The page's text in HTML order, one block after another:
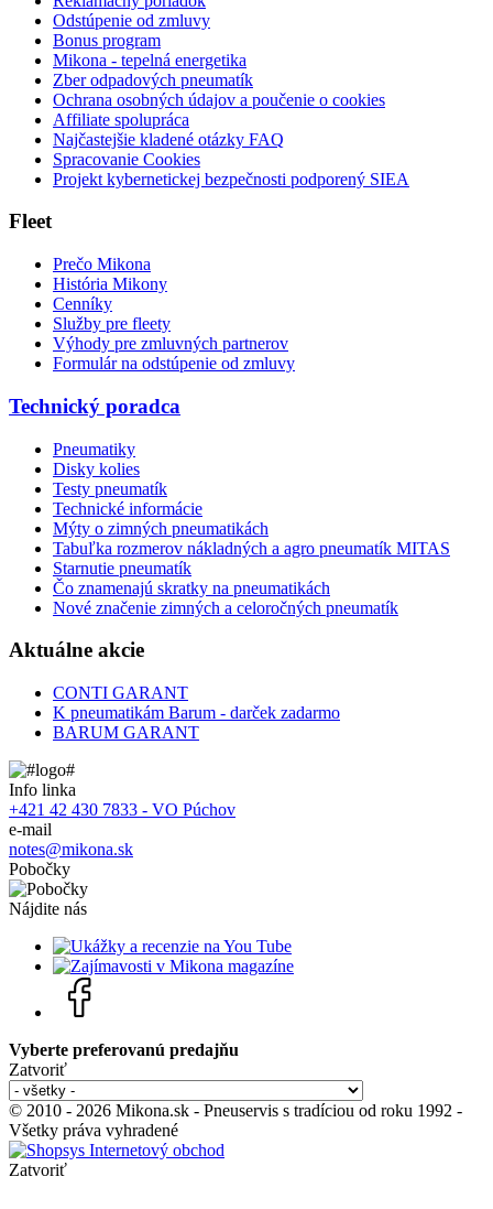
Odstúpenie od zmluvy
Bonus program
Mikona - tepelná energetika
Zber odpadových pneumatík
Ochrana osobných údajov a poučenie o cookies
Affiliate spolupráca
Najčastejšie kladené otázky FAQ
Spracovanie Cookies
Projekt kybernetickej bezpečnosti podporený SIEA
Fleet
Prečo Mikona
História Mikony
Cenníky
Služby pre fleety
Výhody pre zmluvných partnerov
Formulár na odstúpenie od zmluvy
Technický poradca
Pneumatiky
Disky kolies
Testy pneumatík
Technické informácie
Mýty o zimných pneumatikách
Tabuľka rozmerov nákladných a agro pneumatík MITAS
Starnutie pneumatík
Čo znamenajú skratky na pneumatikách
Nové značenie zimných a celoročných pneumatík
Aktuálne akcie
CONTI GARANT
K pneumatikám Barum - darček zadarmo
BARUM GARANT
Info linka
+421 42 430 7833 - VO Púchov
e-mail
notes@mikona.sk
Pobočky
Nájdite nás
Vyberte preferovanú predajňu
Zatvoriť
© 2010 - 2026 Mikona.sk - Pneuservis s tradíciou od roku 1992 -
Všetky práva vyhradené
Zatvoriť